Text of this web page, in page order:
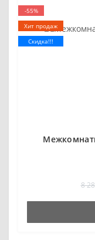
-55%
Хит продаж
Скидка!!!
8